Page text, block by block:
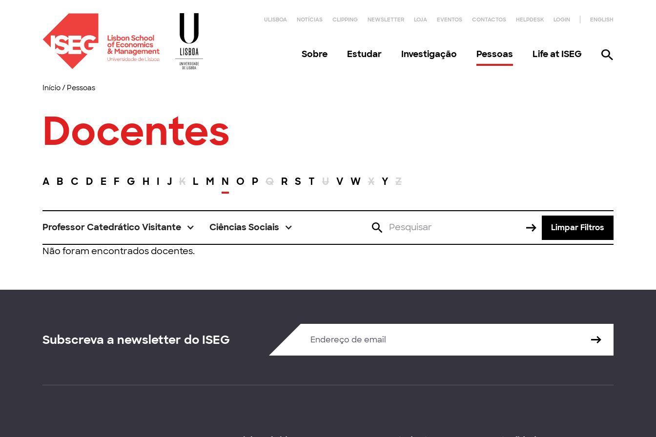
ULISBOA NOTÍCIAS CLIPPING NEWSLETTER LOJA EVENTOS CONTACTOS HELPDESK LOGIN ENGLISH
Sobre Estudar Investigação Pessoas Life at ISEG
Início/ Pessoas
Docentes
A B C D E F G H I J K L M N O P Q R S T U V W X Y Z
Professor Catedrático Visitante Ciências Sociais Limpar Filtros
Não foram encontrados docentes.
Subscreva a newsletter do ISEG